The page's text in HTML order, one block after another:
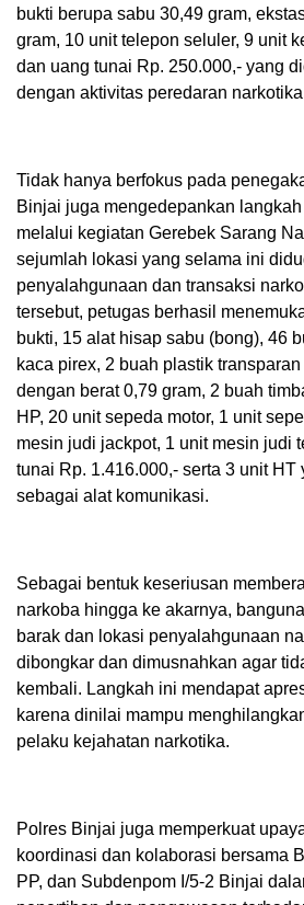
bukti berupa sabu 30,49 gram,
gram, 10 unit telepon seluler, 9 unit
dan uang tunai Rp. 250.000,- yang
dengan aktivitas peredaran
Tidak hanya berfokus pada
Binjai juga mengedepankan
melalui kegiatan Gerebek Sarang
sejumlah lokasi yang selama ini
penyalahgunaan dan transaksi
tersebut, petugas berhasil
bukti, 15 alat hisap sabu (bong), 46
kaca pirex, 2 buah plastik
dengan berat 0,79 gram, 2 buah
HP, 20 unit sepeda motor, 1 unit
mesin judi jackpot, 1 unit mesin judi
tunai Rp. 1.416.000,- serta 3 unit HT
sebagai alat komunikasi.
Sebagai bentuk keseriusan
narkoba hingga ke akarnya,
barak dan lokasi penyalahgunaan
dibongkar dan dimusnahkan agar
kembali. Langkah ini mendapat
karena dinilai mampu
pelaku kejahatan narkotika.
Polres Binjai juga memperkuat
koordinasi dan kolaborasi bersama
PP, dan Subdenpom I/5-2 Binjai